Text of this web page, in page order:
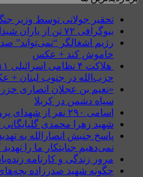
تحقیر جولانی توسط وزیر
بیوگرافی ۷۲ تن از یاران شیدای امام حسین علیه‌السلام
رژیم اشغالگر “نمی‌تواند”
خاموش کند + عکس
حزب‌الله در جنوب لبنان +
«نعیم بن عجلان انصاری
سپاه دشمن در کربلا
اسامی ۲۹۰ نفر از شهدای پرواز ۶۵۵ ایران ایر
شهید زهرا محمدی
پاسخ جنبش انصارالله به
نمی‌دهیم جنایتکار ما را تهدید
مرور زندگی و کارنامه
چگونه شهید صدرزاده